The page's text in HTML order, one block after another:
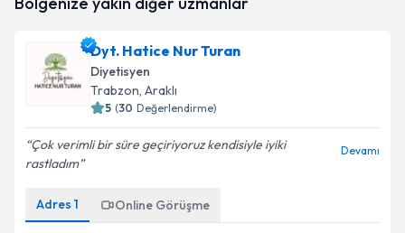
oluşturun. Size bu uzmandan randevu almanız için bir
E-posta Adresiniz
Kişisel verilerimin işlenmesine ilişkin
Aydınlatma
Dyt. Hatice Nur Turan
Diyetisyen
Trabzon, Araklı
5 (30 Değerlendirme)
Çok verimli bir süre geçiriyoruz kendisiyle iyiki
rastladım
Devamı
Adres 1 Online Görüşme